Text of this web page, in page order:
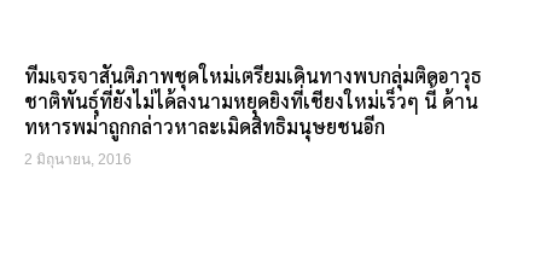
ทีมเจรจาสันติภาพชุดใหม่เตรียมเดินทางพบกลุ่มติดอาวุธ
ชาติพันธุ์ที่ยังไม่ได้ลงนามหยุดยิงที่เชียงใหม่เร็วๆ นี้ ด้าน
ทหารพม่าถูกกล่าวหาละเมิดสิทธิมนุษยชนอีก
2 มิถุนายน, 2016